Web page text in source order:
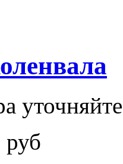
руб